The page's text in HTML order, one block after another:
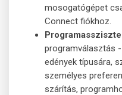
mosogatógépet
Connect fiókhoz.
programválasztás
edények típusára,
személyes
szárítás,